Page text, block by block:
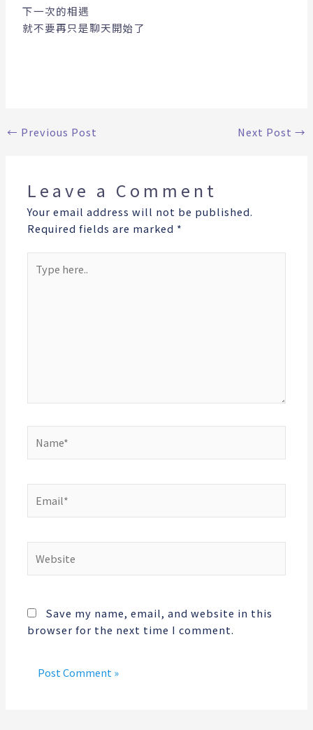
下一次的相遇
就不要再只是聊天開始了
← Previous Post Next Post→
Leave a Comment
Your email address will not be published.
Required fields are marked *
here..
Save my name, email, and website in this
browser for the next time I comment.